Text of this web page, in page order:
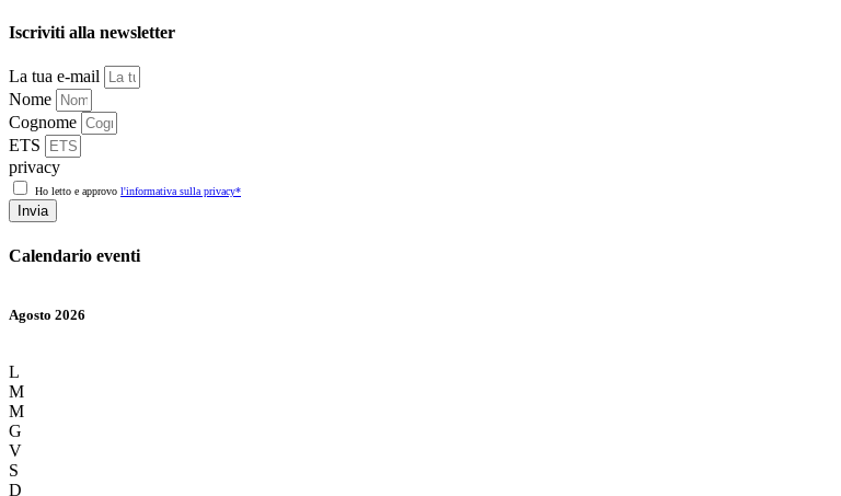
Iscriviti alla newsletter
La tua e-mail
Nome
Cognome
ETS
privacy
Ho letto e approvo l'informativa sulla privacy*
Invia
Calendario eventi
Agosto 2026
L
M
M
G
V
S
D